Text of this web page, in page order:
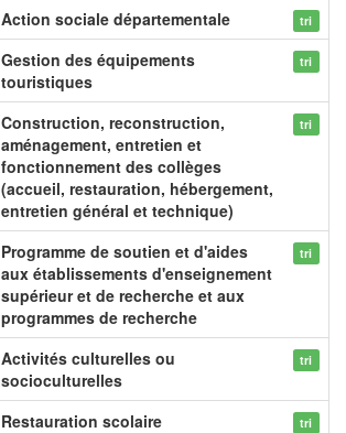
Action sociale départementale tri
Gestion des équipements
touristiques
tri
Construction, reconstruction,
aménagement, entretien et
fonctionnement des collèges
(accueil, restauration, hébergement,
entretien général et technique)
tri
Programme de soutien et d'aides
aux établissements d'enseignement
supérieur et de recherche et aux
programmes de recherche
tri
Activités culturelles ou
socioculturelles
tri
Restauration scolaire tri